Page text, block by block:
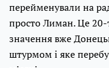
перейменували на
просто Лиман. Це 20-
значення вже
штурмом і яке